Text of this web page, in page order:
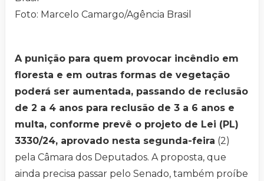
Foto: Marcelo Camargo/Agência Brasil
A punição para quem provocar incêndio em
floresta e em outras formas de vegetação
poderá ser aumentada, passando de reclusão
de 2 a 4 anos para reclusão de 3 a 6 anos e
multa, conforme prevê o projeto de Lei (PL)
3330/24, aprovado nesta segunda-feira (2)
pela Câmara dos Deputados. A proposta, que
ainda precisa passar pelo Senado, também proíbe